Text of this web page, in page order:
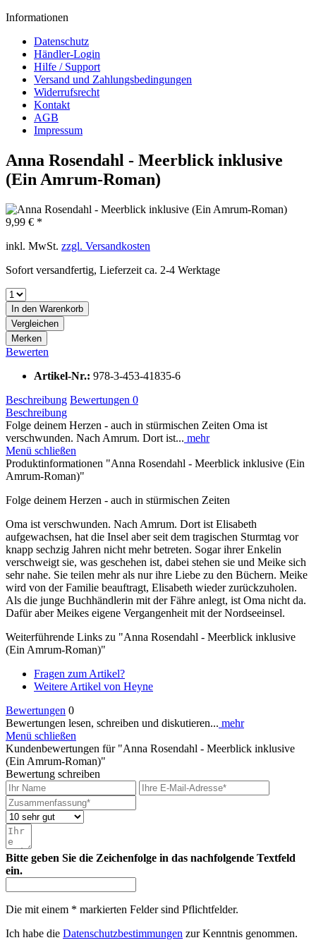
Informationen
Datenschutz
Händler-Login
Hilfe / Support
Versand und Zahlungsbedingungen
Widerrufsrecht
Kontakt
AGB
Impressum
Anna Rosendahl - Meerblick inklusive
(Ein Amrum-Roman)
9,99 € *
inkl. MwSt. zzgl. Versandkosten
Sofort versandfertig, Lieferzeit ca. 2-4 Werktage
In den Warenkorb
Vergleichen
Merken
Bewerten
Artikel-Nr.: 978-3-453-41835-6
Beschreibung Bewertungen 0
Beschreibung
Folge deinem Herzen - auch in stürmischen Zeiten Oma ist
verschwunden. Nach Amrum. Dort ist... mehr
Menü schließen
Produktinformationen "Anna Rosendahl - Meerblick inklusive (Ein
Amrum-Roman)"
Folge deinem Herzen - auch in stürmischen Zeiten
Oma ist verschwunden. Nach Amrum. Dort ist Elisabeth
aufgewachsen, hat die Insel aber seit dem tragischen Sturmtag vor
knapp sechzig Jahren nicht mehr betreten. Sogar ihrer Enkelin
verschweigt sie, was geschehen ist, dabei stehen sie und Meike sich
sehr nahe. Sie teilen mehr als nur ihre Liebe zu den Büchern. Meike
wird von der Familie beauftragt, Elisabeth wieder zurückzuholen.
Als die junge Buchhändlerin mit der Fähre anlegt, ist Oma nicht da.
Dafür aber Meikes eigene Vergangenheit mit der Nordseeinsel.
Weiterführende Links zu "Anna Rosendahl - Meerblick inklusive
(Ein Amrum-Roman)"
Fragen zum Artikel?
Weitere Artikel von Heyne
Bewertungen 0
Bewertungen lesen, schreiben und diskutieren... mehr
Menü schließen
Kundenbewertungen für "Anna Rosendahl - Meerblick inklusive
(Ein Amrum-Roman)"
Bewertung schreiben
Bitte geben Sie die Zeichenfolge in das nachfolgende Textfeld
ein.
Die mit einem * markierten Felder sind Pflichtfelder.
Ich habe die Datenschutzbestimmungen zur Kenntnis genommen.